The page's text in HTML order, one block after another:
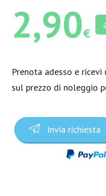
2,90€
Prenota adesso e
sul prezzo di noleggio
Invia richiesta